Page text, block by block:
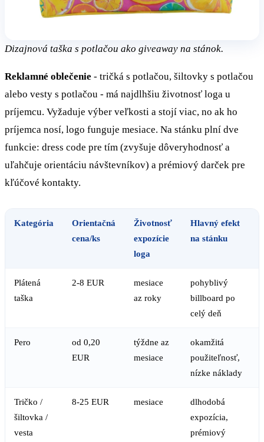
Dizajnová taška s potlačou ako giveaway na stánok.
Reklamné oblečenie - tričká s potlačou, šiltovky s potlačou
alebo vesty s potlačou - má najdlhšiu životnosť loga u
príjemcu. Vyžaduje výber veľkosti a stojí viac, no ak ho
príjemca nosí, logo funguje mesiace. Na stánku plní dve
funkcie: dress code pre tím (zvyšuje dôveryhodnosť a
uľahčuje orientáciu návštevníkov) a prémiový darček pre
kľúčové kontakty.
Kategória
Orientačná
cena/ks
Životnosť
expozície
loga
Hlavný efekt
na stánku
Plátená
taška
2-8 EUR
mesiace
az roky
pohyblivý
billboard po
celý deň
Pero
od 0,20
EUR
týždne az
mesiace
okamžitá
použiteľnosť,
nízke náklady
Tričko /
šiltovka /
vesta
8-25 EUR mesiace
dlhodobá
expozícia,
prémiový